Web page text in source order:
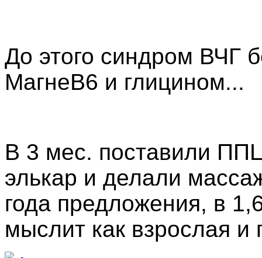
До этого синдром ВЧГ
МагнеВ6 и глицином...
В 3 мес. поставили
элькар и делали
года предложения, в
мыслит как взрослая и